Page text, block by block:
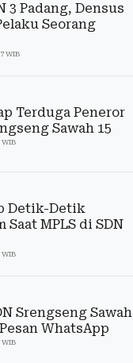
3 Padang, Densus
Seorang
WIB
Terduga Peneror
Sawah 15
WIB
Detik-Detik
Saat MPLS di SDN
WIB
Srengseng Sawah
WhatsApp
WIB